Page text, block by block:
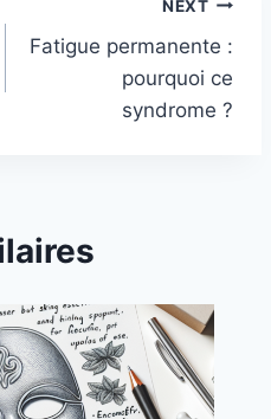
NEXT
Fatigue permanente :
pourquoi ce
syndrome ?